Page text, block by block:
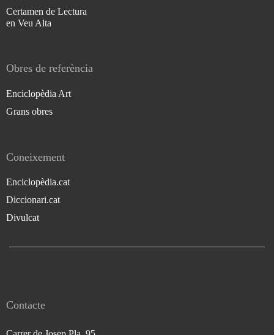
Certamen de Lectura
en Veu Alta
Obres de referència
Enciclopèdia Art
Grans obres
Coneixement
Enciclopèdia.cat
Diccionari.cat
Divulcat
Contacte